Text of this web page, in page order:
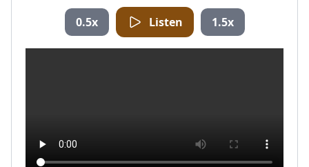
0.5x Listen 1.5x